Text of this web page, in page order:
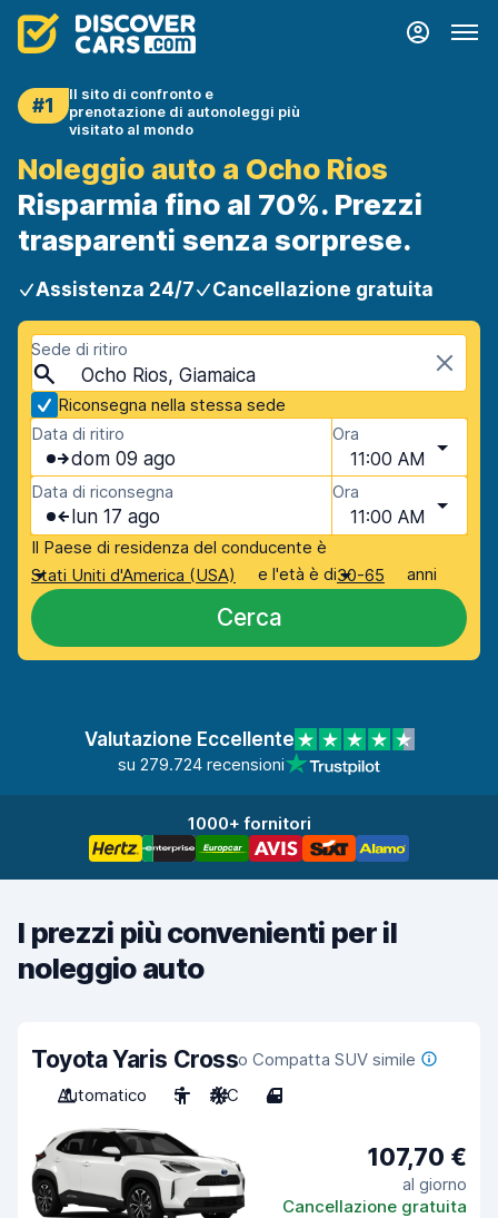
#1
Il sito di confronto e
prenotazione di autonoleggi più
visitato al mondo
Noleggio auto a Ocho Rios
Risparmia fino al 70%. Prezzi
trasparenti senza sorprese.
Assistenza 24/7 Cancellazione gratuita
Sede di ritiro
Ocho Rios, Giamaica
Riconsegna nella stessa sede
Data di ritiro
dom 09 ago
Ora
11:00 AM
Data di riconsegna
lun 17 ago
Ora
11:00 AM
Il Paese di residenza del conducente è
Stati Uniti d'America (USA)
e l'età è di30-65 anni
Cerca
Valutazione Eccellente
su 279.724 recensioni
1000+ fornitori
I prezzi più convenienti per il
noleggio auto
Toyota Yaris Crosso Compatta SUV simile
Automatico
5 A/C 4
107,70 €
al giorno
Cancellazione gratuita